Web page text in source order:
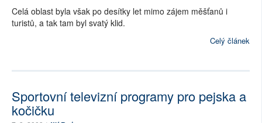
Celá oblast byla však po desítky let mimo zájem měšťanů i
turistů, a tak tam byl svatý klid.
Celý článek
Sportovní televizní programy pro pejska a
kočičku